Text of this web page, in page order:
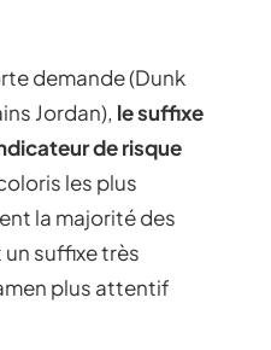
demande (Dunk
Jordan), le suffixe
de risque
les plus
la majorité des
suffixe très
plus attentif